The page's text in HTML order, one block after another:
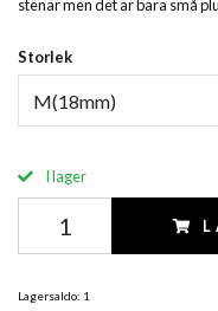
stenar men det är bara små
Storlek
M(18mm)
I lager
Lagersaldo: 1